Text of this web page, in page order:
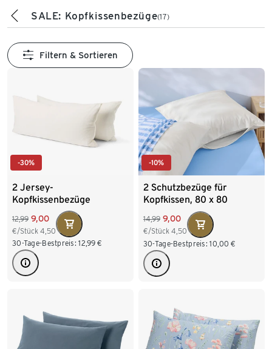
SALE: Kopfkissenbezüge(17)
Filtern & Sortieren
-30%
2 Jersey-
Kopfkissenbezüge
12,99 9,00
€/Stück 4,50
30-Tage-Bestpreis: 12,99 €
-10%
2 Schutzbezüge für
Kopfkissen, 80 x 80
14,99 9,00
€/Stück 4,50
30-Tage-Bestpreis: 10,00 €